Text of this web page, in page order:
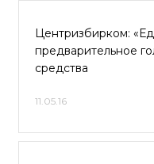
Центризбирком:
предварительное
средства
11.05.16